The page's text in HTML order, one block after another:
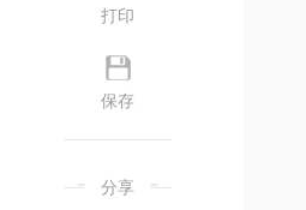
打印
保存
分享